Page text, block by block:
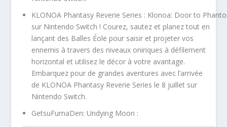
KLONOA Phantasy Reverie Series : Klonoa: Door to
sur Nintendo Switch ! Courez, sautez et planez tout en
lançant des Balles Éole pour saisir et projeter vos
ennemis à travers des niveaux oniriques à défilement
horizontal et utilisez le décor à votre avantage.
Embarquez pour de grandes aventures avec l’arrivée
de KLONOA Phantasy Reverie Series le 8 juillet sur
Nintendo Switch.
GetsuFumaDen: Undying Moon :